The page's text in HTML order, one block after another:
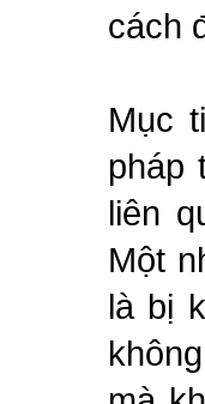
cách
Mục
pháp
liên
Một
là bị